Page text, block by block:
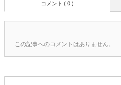
コメント ( 0 )
この記事へのコメントはありません。